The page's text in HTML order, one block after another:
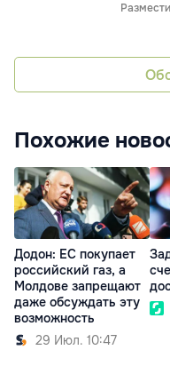
Похожие
Додон: ЕС покупает
российский газ, а
Молдове запрещают
даже обсуждать эту
возможность
29 Июл. 10:47